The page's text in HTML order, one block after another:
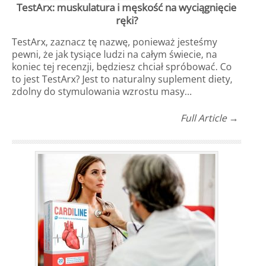
TestArx: muskulatura i męskość na wyciągnięcie
ręki?
TestArx, zaznacz tę nazwę, ponieważ jesteśmy
pewni, że jak tysiące ludzi na całym świecie, na
koniec tej recenzji, będziesz chciał spróbować. Co
to jest TestArx? Jest to naturalny suplement diety,
zdolny do stymulowania wzrostu masy…
Full Article →